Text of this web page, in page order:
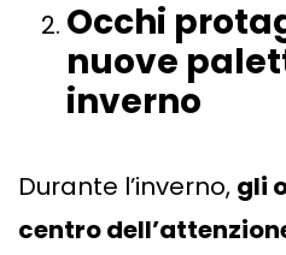
Occhi
nuove
inverno
Durante l’inverno, gli
centro